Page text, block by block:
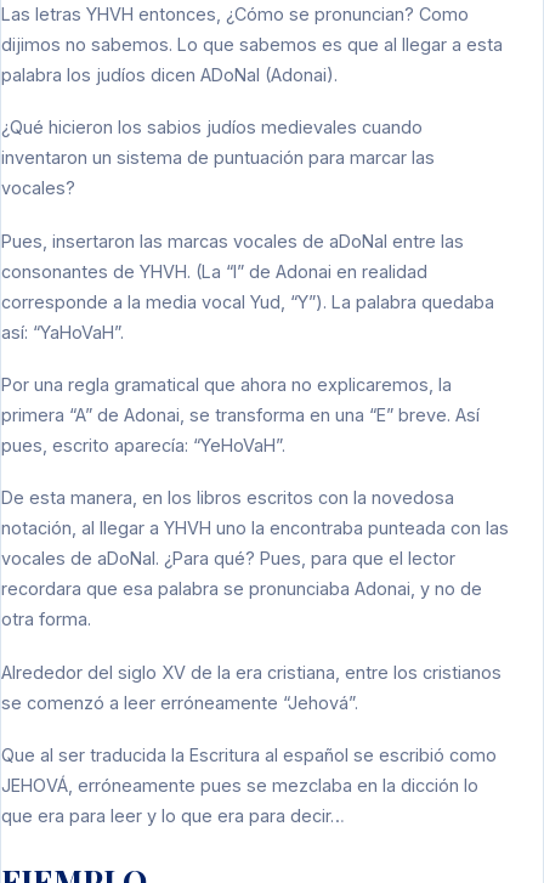
Las letras YHVH entonces, ¿Cómo se pronuncian? Como
dijimos no sabemos. Lo que sabemos es que al llegar a esta
palabra los judíos dicen ADoNaI (Adonai).
¿Qué hicieron los sabios judíos medievales cuando
inventaron un sistema de puntuación para marcar las
vocales?
Pues, insertaron las marcas vocales de aDoNaI entre las
consonantes de YHVH. (La “I” de Adonai en realidad
corresponde a la media vocal Yud, “Y”). La palabra quedaba
así: “YaHoVaH”.
Por una regla gramatical que ahora no explicaremos, la
primera “A” de Adonai, se transforma en una “E” breve. Así
pues, escrito aparecía: “YeHoVaH”.
De esta manera, en los libros escritos con la novedosa
notación, al llegar a YHVH uno la encontraba punteada con las
vocales de aDoNaI. ¿Para qué? Pues, para que el lector
recordara que esa palabra se pronunciaba Adonai, y no de
otra forma.
Alrededor del siglo XV de la era cristiana, entre los cristianos
se comenzó a leer erróneamente “Jehová”.
Que al ser traducida la Escritura al español se escribió como
JEHOVÁ, erróneamente pues se mezclaba en la dicción lo
que era para leer y lo que era para decir…